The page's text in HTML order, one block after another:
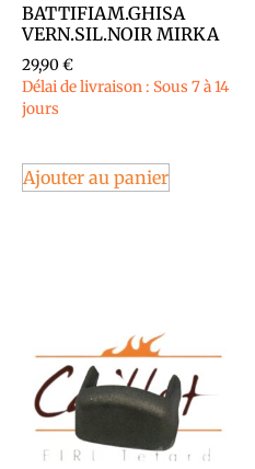
BATTIFIAM.GHISA
VERN.SIL.NOIR MIRKA
29,90€
Délai de livraison : Sous 7 à 14
jours
Ajouter au panier